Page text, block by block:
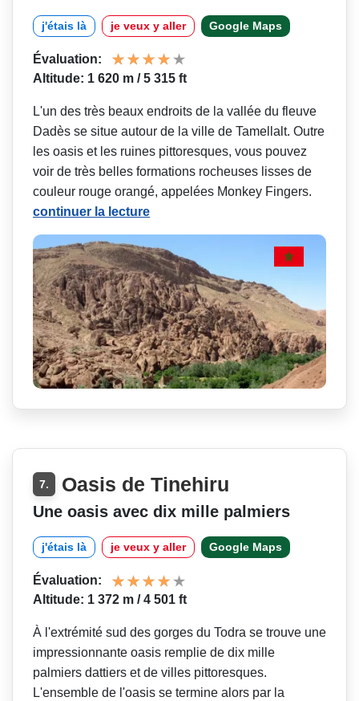
j'étais là je veux y aller Google Maps
Évaluation:
Altitude: 1 620 m / 5 315 ft
L'un des très beaux endroits de la vallée du fleuve
Dadès se situe autour de la ville de Tamellalt. Outre
les oasis et les ruines pittoresques, vous pouvez
voir de très belles formations rocheuses lisses de
couleur rouge orangé, appelées Monkey Fingers.
continuer la lecture
7. Oasis de Tinehiru
Une oasis avec dix mille palmiers
j'étais là je veux y aller Google Maps
Évaluation:
Altitude: 1 372 m / 4 501 ft
À l'extrémité sud des gorges du Todra se trouve une
impressionnante oasis remplie de dix mille
palmiers dattiers et de villes pittoresques.
L'ensemble de l'oasis se termine alors par la